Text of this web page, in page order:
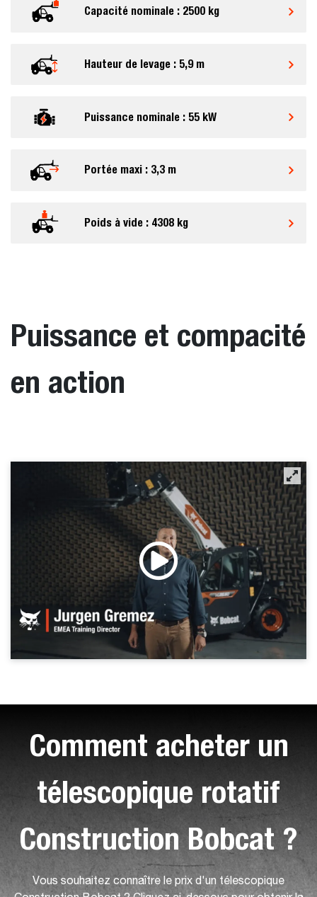
Capacité nominale : 2500 kg
Hauteur de levage : 5,9 m
Puissance nominale : 55 kW
Portée maxi : 3,3 m
Poids à vide : 4308 kg
Puissance et compacité
en action
Comment acheter un
télescopique rotatif
Construction Bobcat ?
Vous souhaitez connaître le prix d'un télescopique